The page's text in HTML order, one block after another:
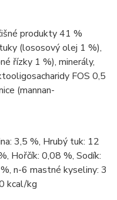
produkty 41 %
(lososový olej 1 %),
řízky 1 %), minerály,
FOS 0,5
(mannan-
3,5 %, Hrubý tuk: 12
Hořčík: 0,08 %, Sodík:
n-6 mastné kyseliny: 3
kcal/kg